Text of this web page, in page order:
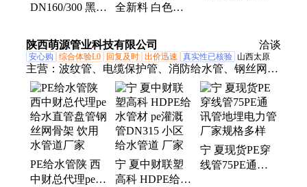
DN160/300 黑色
农田灌溉排水穿
线管
全新料 白色
耐老化规格齐全
可定制现货
陕西萌源管业科技有限公司
洽谈
安心购 综合体验L0 回复及时 出价迅速 真实性已核验 山西太原
主营： 波纹管、电缆保护管、消防给水管、钢丝网骨
架、联塑pe给水管、联塑排水管、联塑线槽、联塑线
管
PE给水管陕 西
中财总代理pe给
宁 夏中财联塑
高科 HDPE给水
宁 夏现货PE穿
线管75PE通讯